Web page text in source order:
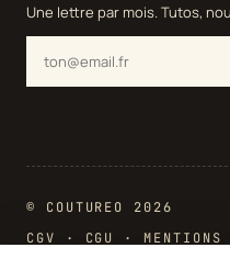
Une lettre par mois. Tutos,
© COUTUREO 2026
CGV
· CGU · MENTIONS